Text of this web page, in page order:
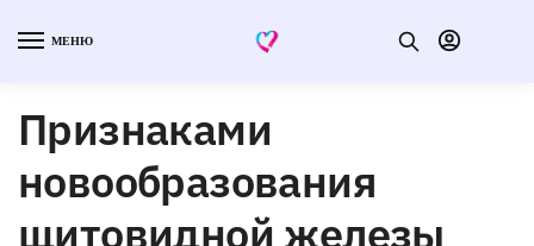
МЕНЮ
Признаками
новообразования
щитовидной железы